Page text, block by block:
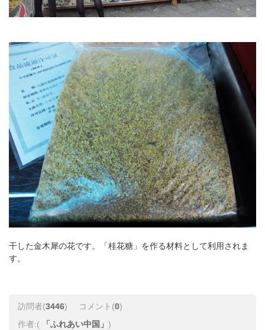
干した金木犀の花です。「桂花糖」を作る材料として利用されま
す。
訪問者(3446) コメント(0)
作者:( 「ふれあい中国」 )